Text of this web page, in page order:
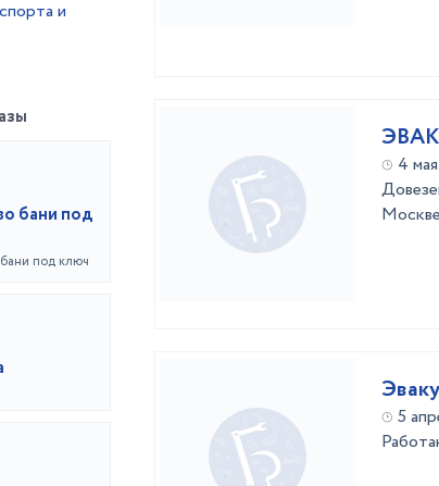
и
бани под
под ключ
4
5